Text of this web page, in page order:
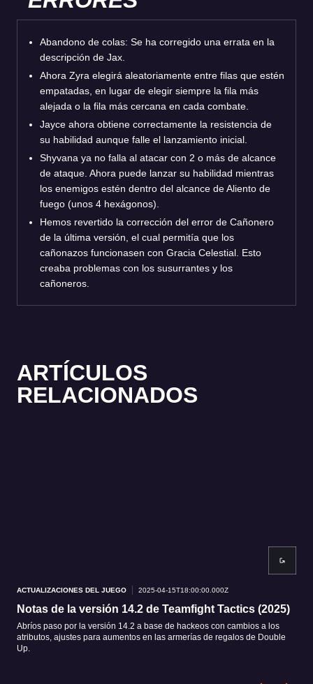
Abandono de colas: Se ha corregido una errata en la
descripción de Jax.
Ahora Zyra elegirá aleatoriamente entre filas que estén
empatadas, en lugar de elegir siempre la fila más
alejada o la fila más cercana en cada combate.
Jayce ahora obtiene correctamente la resistencia de
su habilidad aunque falle el lanzamiento inicial.
Shyvana ya no falla al atacar con 2 o más de alcance
de ataque. Ahora puede lanzar su habilidad mientras
los enemigos estén dentro del alcance de Aliento de
fuego (unos 4 hexágonos).
Hemos revertido la corrección del error de Cañonero
de la última versión, el cual permitía que los
cañonazos funcionasen con Gracia Celestial. Esto
creaba problemas con los susurrantes y los
cañoneros.
ARTÍCULOS
RELACIONADOS
ACTUALIZACIONES DEL JUEGO 2025-04-15T18:00:00.000Z
Notas de la versión 14.2 de Teamfight Tactics (2025)
Abríos paso por la versión 14.2 a base de hackeos con cambios a los
atributos, ajustes para aumentos en las armerías de regalos de Double
Up.